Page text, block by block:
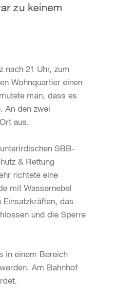
zu keinem
nach 21 Uhr, zum
Wohnquartier einen
man, dass es
An den zwei
aus.
SBB-
& Rettung
richtete eine
mit Wassernebel
das
und die Sperre
in einem Bereich
Am Bahnhof